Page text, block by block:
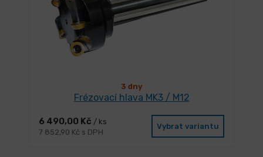
3 dny
Frézovací hlava MK3 / M12
6 490,00 Kč / ks
7 852,90 Kč s DPH
Vybrat variantu